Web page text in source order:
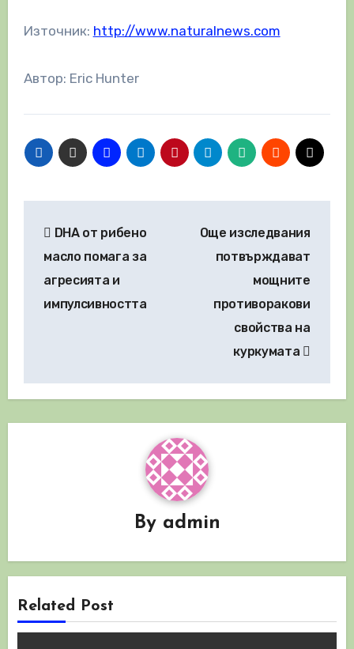
Източник: http://www.naturalnews.com
Автор: Eric Hunter
DHA от рибено
масло помага за
агресията и
импулсивността
Още изследвания
потвърждават
мощните
противоракови
свойства на
куркумата
By admin
Related Post